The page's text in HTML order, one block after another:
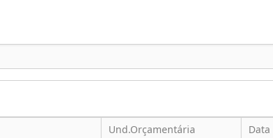
Und.Orçamentária Data